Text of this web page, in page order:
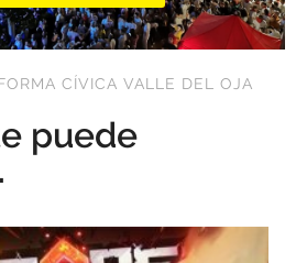
CÍVICA VALLE DEL OJA
puede